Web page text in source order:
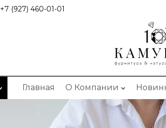
+7 (927) 460-01-01
Главная О Компании